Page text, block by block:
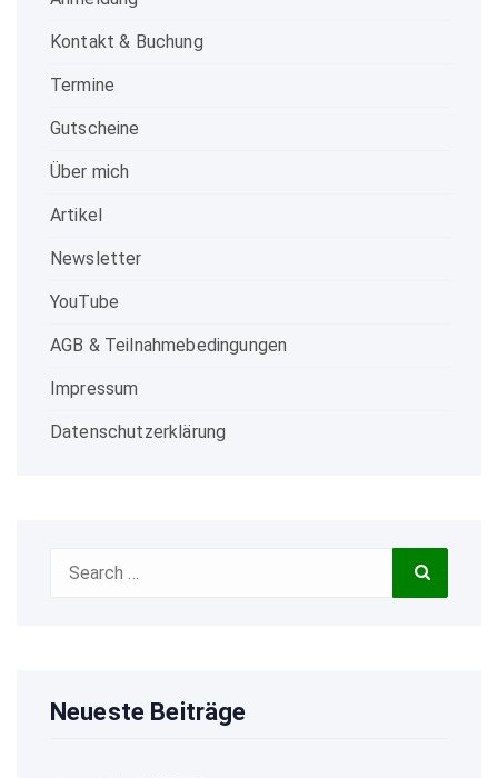
Kontakt & Buchung
Termine
Gutscheine
Über mich
Artikel
Newsletter
YouTube
AGB & Teilnahmebedingungen
Impressum
Datenschutzerklärung
Search
Search
Neueste Beiträge